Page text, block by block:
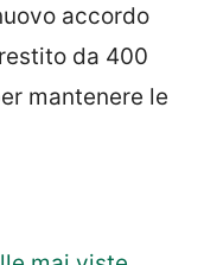
accordo
da 400
mantenere le